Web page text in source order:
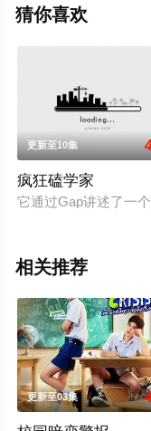
看高清无删减完整版
猜你喜欢
更新至10集
疯狂磕学家
它通过Gap讲述了一
相关推荐
更新至03集